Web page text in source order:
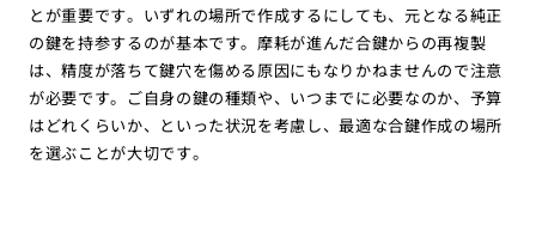
とが重要です。いずれの場所で作成するにしても、元となる純正
の鍵を持参するのが基本です。摩耗が進んだ合鍵からの再複製
は、精度が落ちて鍵穴を傷める原因にもなりかねませんので注意
が必要です。ご自身の鍵の種類や、いつまでに必要なのか、予算
はどれくらいか、といった状況を考慮し、最適な合鍵作成の場所
を選ぶことが大切です。